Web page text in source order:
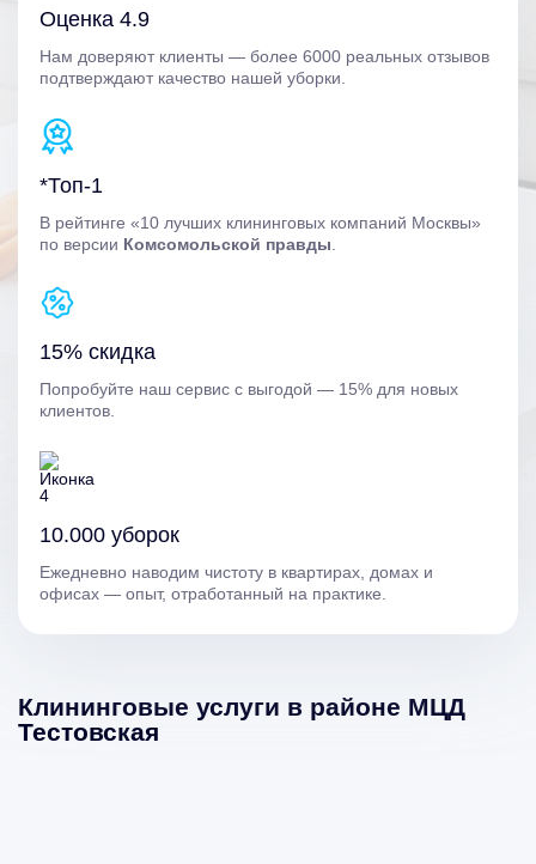
Оценка 4.9
Нам доверяют клиенты — более 6000 реальных отзывов
подтверждают качество нашей уборки.
*Топ-1
В рейтинге «10 лучших клининговых компаний Москвы»
по версии Комсомольской правды
15% скидка
Попробуйте наш сервис с выгодой — 15% для новых
клиентов.
10.000 уборок
Ежедневно наводим чистоту в квартирах, домах и
офисах — опыт, отработанный на практике.
Клининговые услуги в районе МЦД
Тестовская